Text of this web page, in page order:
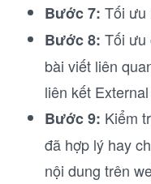
Bước 7: Tối ưu
Bước 8: Tối ưu
bài viết liên
liên kết
Bước 9: Kiểm
đã hợp lý hay
nội dung trên